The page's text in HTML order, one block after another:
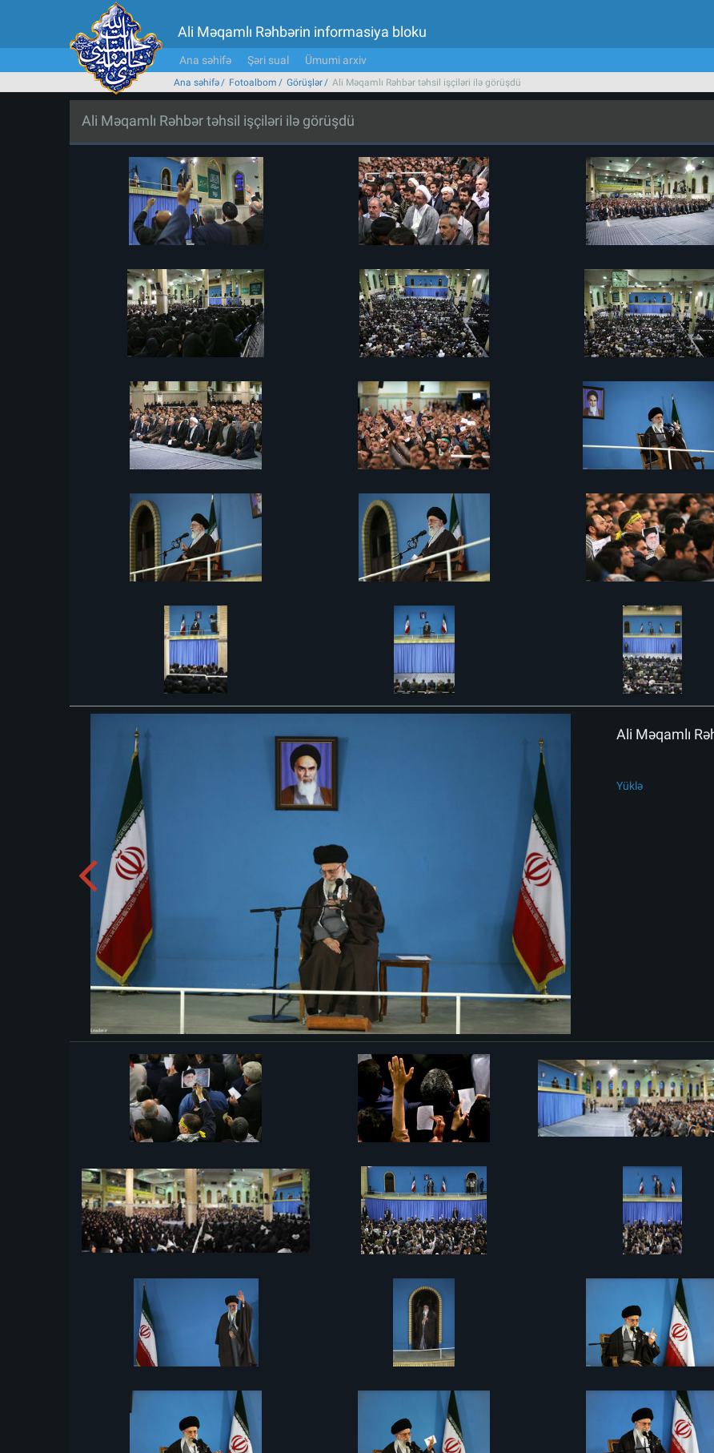
Ali Məqamlı Rəhbərin informasiya bloku
Ana səhifə Şəri sual Ümumi arxiv
Ana səhifə Fotoalbom Görüşlər Ali Məqamlı Rəhbər təhsil işçiləri ilə görüşdü
Ali Məqamlı Rəhbər təhsil işçiləri ilə görüşdü
Ali Məqamlı
Yüklə